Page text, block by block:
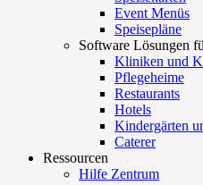
Event Menüs
Speisepläne
Software Lösungen
Kliniken und
Pflegeheime
Restaurants
Hotels
Kindergärten
Caterer
Ressourcen
Hilfe Zentrum